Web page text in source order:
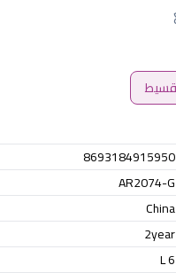
8693184915950
AR2074-G
China
2year
6 L